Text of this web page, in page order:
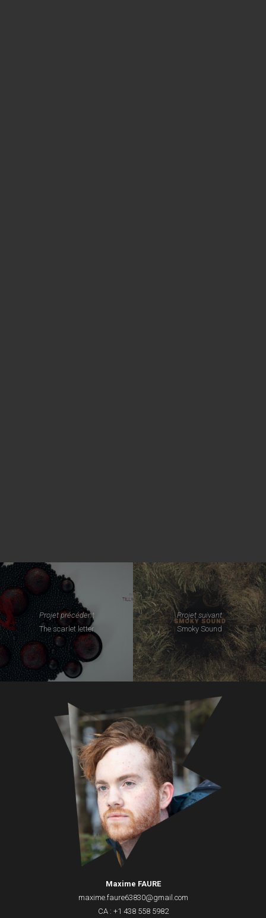
Projet précédent
The scarlet letter
Projet suivant
Smoky Sound
Maxime FAURE
maxime.faure63830@gmail.com
CA : +1 438 558 5982